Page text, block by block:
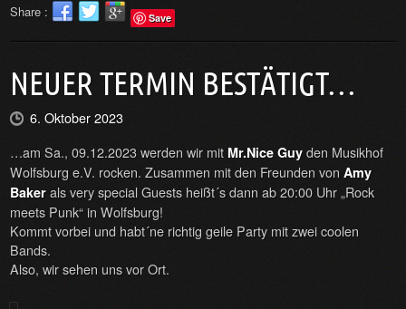
Share : Save
NEUER TERMIN BESTÄTIGT…
6. Oktober 2023
…am Sa., 09.12.2023 werden wir mit Mr.Nice Guy den Musikhof
Wolfsburg e.V. rocken. Zusammen mit den Freunden vonAmy
Baker als very special Guests heißt´s dann ab 20:00 Uhr „Rock
meets Punk“ in Wolfsburg!
Kommt vorbei und habt´ne richtig geile Party mit zwei coolen
Bands.
Also, wir sehen uns vor Ort.